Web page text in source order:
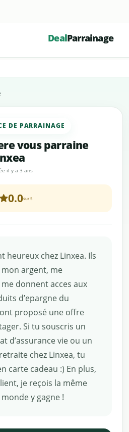
DealParrainage
DE PARRAINAGE
vous parraine
il y a 3 ans
0.0sur 5
heureux chez Linxea. Ils
mon argent, me
donnent acces aux
d’epargne du
proposé une offre
Si tu souscris un
d’assurance vie ou un
chez Linxea, tu
carte cadeau :) En plus,
je reçois la même
y gagne !